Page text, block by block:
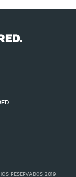
RESERVADOS 2019 -